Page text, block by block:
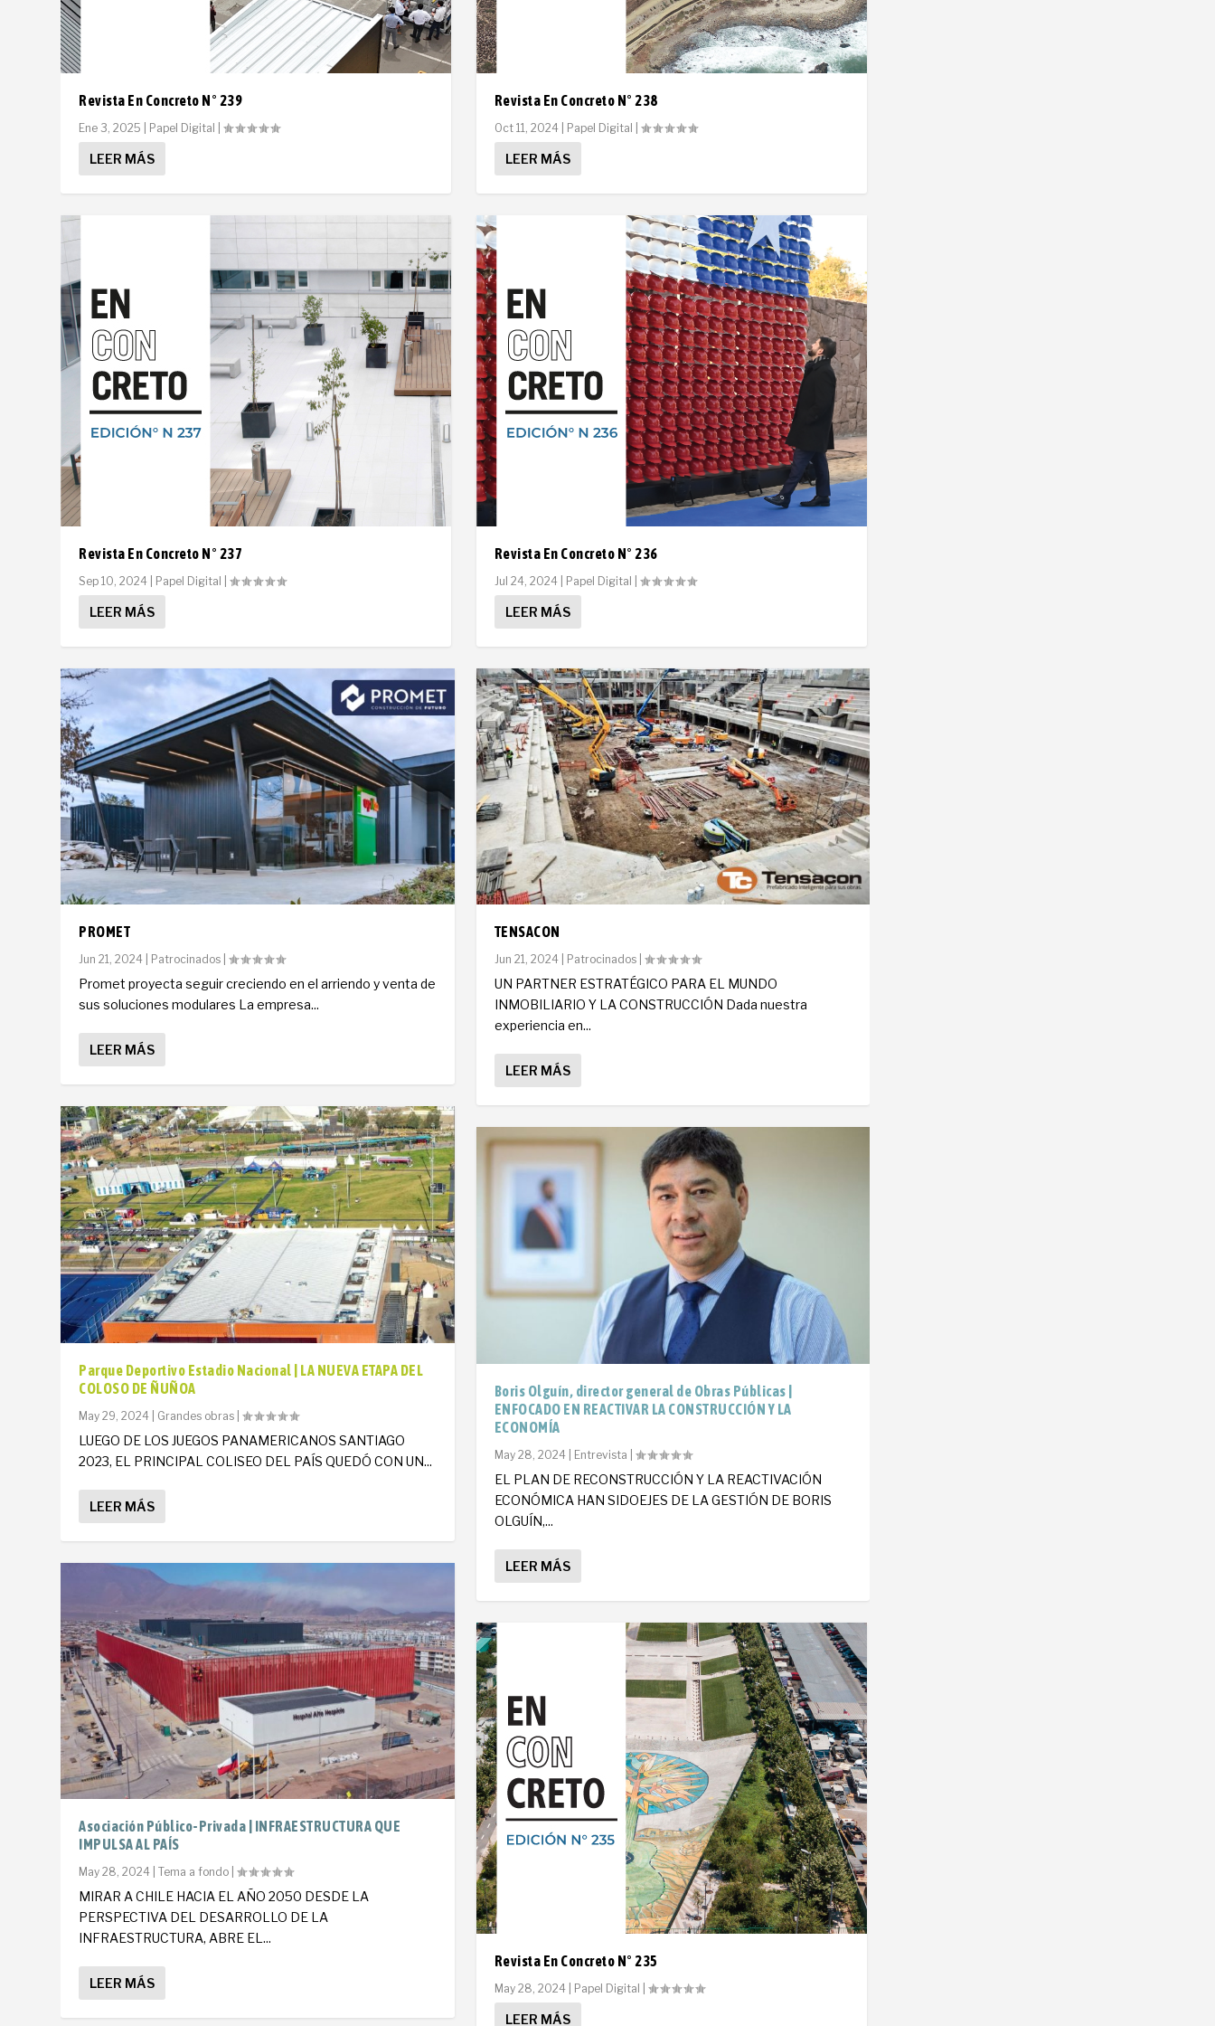
Revista En Concreto N° 239
Ene 3, 2025 Papel Digital |
LEER MÁS
Revista En Concreto N° 237
Sep 10, 2024 Papel Digital |
LEER MÁS
PROMET
Jun 21, 2024 Patrocinados |
Promet proyecta seguir creciendo en el arriendo y venta de
sus soluciones modulares La empresa...
LEER MÁS
Parque Deportivo Estadio Nacional | LA NUEVA ETAPA DEL
COLOSO DE ÑUÑOA
May 29, 2024 Grandes obras |
LUEGO DE LOS JUEGOS PANAMERICANOS SANTIAGO
2023, EL PRINCIPAL COLISEO DEL PAÍS QUEDÓ CON UN...
LEER MÁS
Asociación Público-Privada | INFRAESTRUCTURA QUE
IMPULSA AL PAÍS
May 28, 2024 |Tema a fondo |
MIRAR A CHILE HACIA EL AÑO 2050 DESDE LA
PERSPECTIVA DEL DESARROLLO DE LA
INFRAESTRUCTURA, ABRE EL...
LEER MÁS
Revista En Concreto N° 238
Oct 11, 2024| Papel Digital
LEER MÁS
Revista En Concreto N° 236
Jul 24, 2024| Papel Digital
LEER MÁS
TENSACON
Jun 21, 2024| Patrocinados|
UN PARTNER ESTRATÉGICO PARA EL MUNDO
INMOBILIARIO Y LA CONSTRUCCIÓN Dada nuestra
experiencia en...
LEER MÁS
Boris Olguín, director general de Obras Públicas |
ENFOCADO EN REACTIVAR LA CONSTRUCCIÓN Y LA
ECONOMÍA
May 28, 2024| Entrevista
EL PLAN DE RECONSTRUCCIÓN Y LA REACTIVACIÓN
ECONÓMICA HAN SIDOEJES DE LA GESTIÓN DE BORIS
OLGUÍN,...
LEER MÁS
Revista En Concreto N° 235
May 28, 2024| Papel Digital
LEER MÁS